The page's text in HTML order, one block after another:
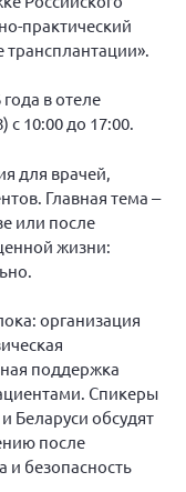
Г.М.
практический
в отеле
с 10:00 до 17:00.
для врачей,
Главная тема ‒
или после
жизни:
организация
поддержка
Спикеры
Беларуси обсудят
после
и безопасность